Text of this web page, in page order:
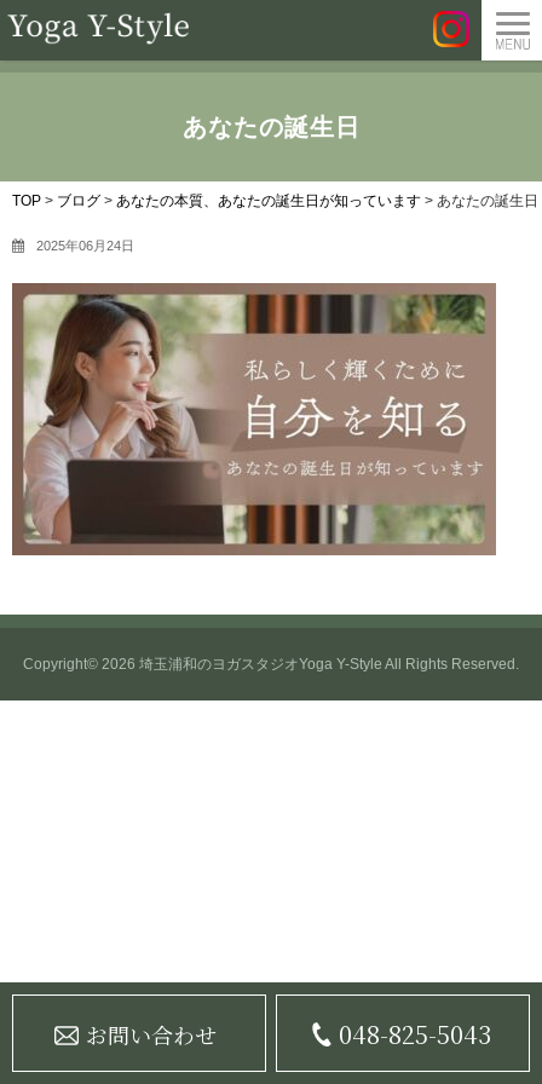
あなたの誕生日
TOP > ブログ > あなたの本質、あなたの誕生日が知っています > あなたの誕生日
2025年06月24日
Copyright© 2026 埼玉浦和のヨガスタジオYoga Y-Style All Rights Reserved.
お問い合わせ 048-825-5043